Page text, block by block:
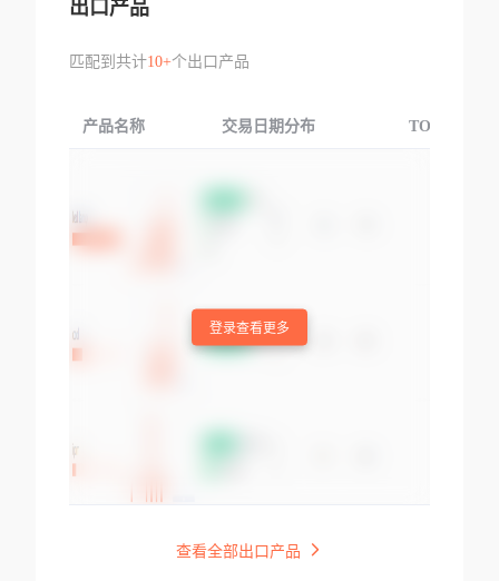
出口产品
匹配到共计10+个出口产品
产品名称 交易日期分布 TOP3交易国
登录查看更多
查看全部出口产品